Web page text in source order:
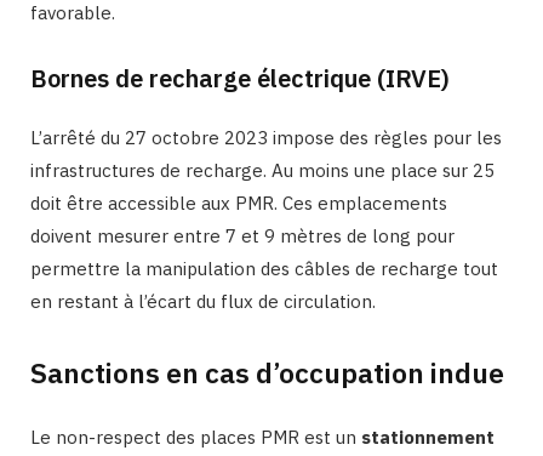
favorable.
Bornes de recharge électrique (IRVE)
L’arrêté du 27 octobre 2023 impose des règles pour les
infrastructures de recharge. Au moins une place sur 25
doit être accessible aux PMR. Ces emplacements
doivent mesurer entre 7 et 9 mètres de long pour
permettre la manipulation des câbles de recharge tout
en restant à l’écart du flux de circulation.
Sanctions en cas d’occupation indue
Le non-respect des places PMR est un stationnement